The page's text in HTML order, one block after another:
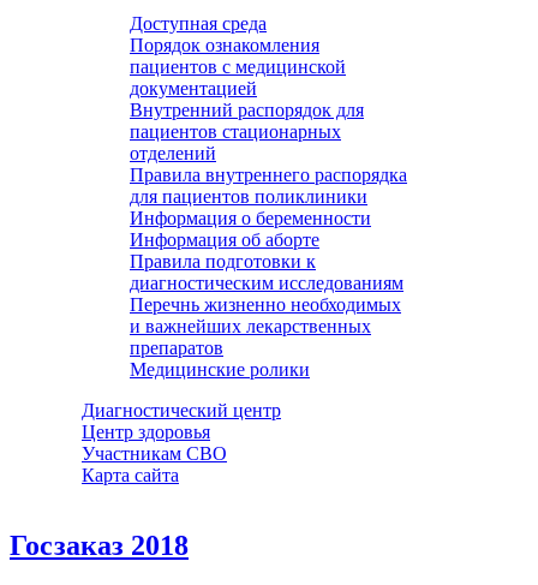
Доступная среда
Порядок ознакомления
пациентов с медицинской
документацией
Внутренний распорядок для
пациентов стационарных
отделений
Правила внутреннего распорядка
для пациентов поликлиники
Информация о беременности
Информация об аборте
Правила подготовки к
диагностическим исследованиям
Перечнь жизненно необходимых
и важнейших лекарственных
препаратов
Медицинские ролики
Диагностический центр
Центр здоровья
Участникам СВО
Карта сайта
Госзаказ 2018